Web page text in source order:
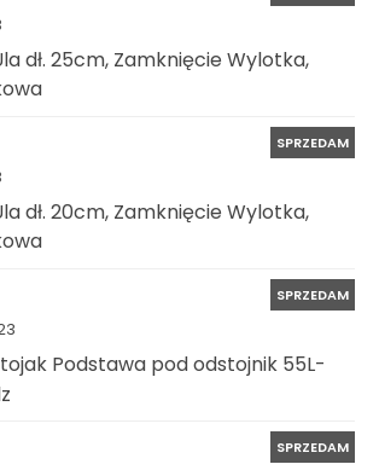
dł. 25cm, Zamknięcie Wylotka,
SPRZEDAM
dł. 20cm, Zamknięcie Wylotka,
SPRZEDAM
Podstawa pod odstojnik 55L-
SPRZEDAM